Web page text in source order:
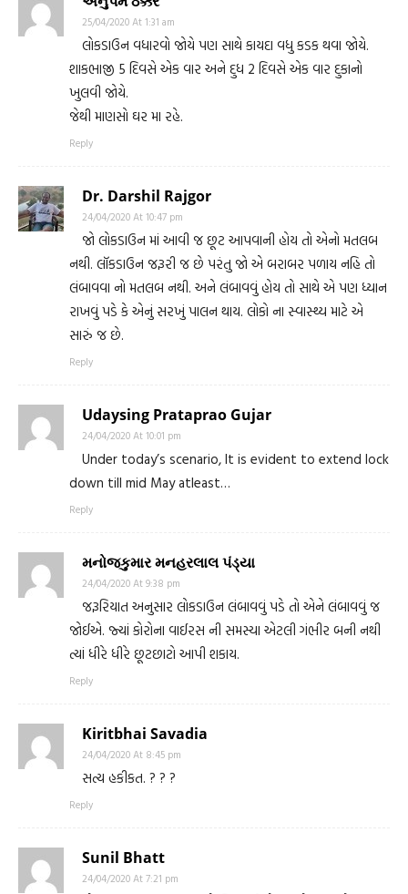
25/04/2020 At 1:31 am
લોકડાઉન વધારવો જોયે પણ સાથે કાયદા વધુ કડક થવા જોયે.
શાકભાજી 5 દિવસે એક વાર અને દુધ 2 દિવસે એક વાર દુકાનો
ખુલવી જોયે.
જેથી માણસો ઘર મા રહે.
Reply
Dr. Darshil Rajgor
24/04/2020 At 10:47 pm
જો લોકડાઉન માં આવી જ છૂટ આપવાની હોય તો એનો મતલબ
નથી. લૉકડાઉન જરૂરી જ છે પરંતુ જો એ બરાબર પળાય નહિ તો
લંબાવવા નો મતલબ નથી. અને લંબાવવું હોય તો સાથે એ પણ ધ્યાન
રાખવું પડે કે એનું સરખું પાલન થાય. લોકો ના સ્વાસ્થ્ય માટે એ
સારું જ છે.
Reply
Udaysing Prataprao Gujar
24/04/2020 At 10:01 pm
Under today’s scenario, It is evident to extend lock
down till mid May atleast…
Reply
મનોજકુમાર મનહરલાલ પંડ્યા
24/04/2020 At 9:38 pm
જરૂરિયાત અનુસાર લોકડાઉન લંબાવવું પડે તો એને લંબાવવું જ
જોઈએ. જ્યાં કોરોના વાઈરસ ની સમસ્યા એટલી ગંભીર બની નથી
ત્યાં ધીરે ધીરે છૂટછાટો આપી શકાય.
Reply
Kiritbhai Savadia
24/04/2020 At 8:45 pm
સત્ય હકીકત. ? ? ?
Reply
Sunil Bhatt
24/04/2020 At 7:21 pm